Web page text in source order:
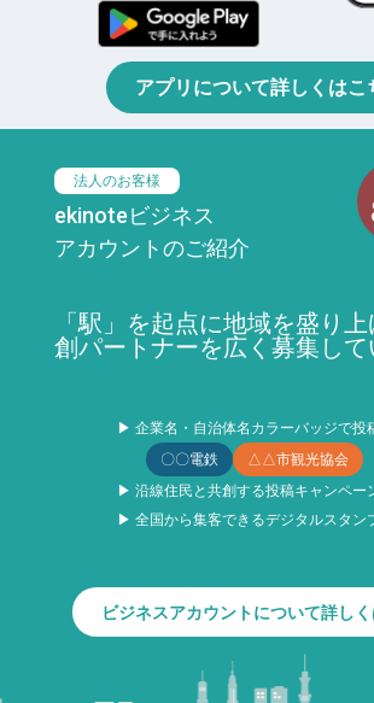
アプリについて詳しくはこ
法人のお客様
ekinoteビジネス
アカウントのご紹介
「駅」を起点に地域を盛り
創パートナーを広く募集して
▶ 企業名・自治体名カラーバッジで投
〇〇電鉄
△△市観光協会
▶ 沿線住民と共創する投稿キャンペー
▶ 全国から集客できるデジタルスタン
ビジネスアカウントについて詳し